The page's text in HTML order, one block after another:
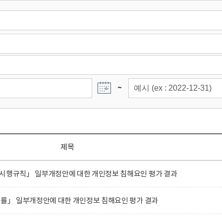
~
제목
행규칙」 일부개정안에 대한 개인정보 침해요인 평가 결과
」 일부개정안에 대한 개인정보 침해요인 평가 결과